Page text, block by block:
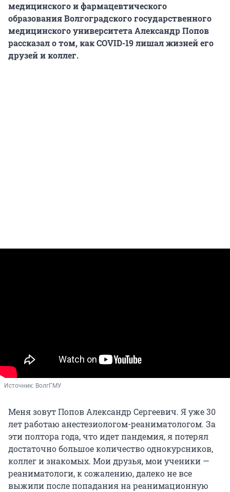
медицинского и фармацевтического
образования Волгоградского государственного
медицинского университета Александр Попов
рассказал о том, как COVID-19 лишал жизней его
друзей и коллег.
Источник: ВолгГМУ
Меня зовут Попов Александр Сергеевич. Я уже 30
лет работаю анестезиологом-реаниматологом. За
эти полтора года, что идет пандемия, я потерял
достаточно большое количество однокурсников,
коллег и знакомых. Мои друзья, мои ученики —
реаниматологи, к сожалению, далеко не все
выжили после попадания на реанимационную